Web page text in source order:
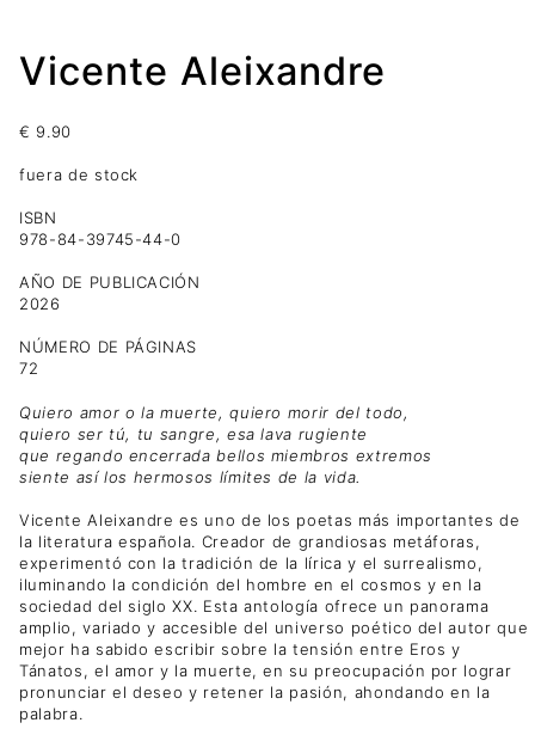
Vicente Aleixandre
€ 9.90
fuera de stock
ISBN
978-84-39745-44-0
AÑO DE PUBLICACIÓN
2026
NÚMERO DE PÁGINAS
72
Quiero amor o la muerte, quiero morir del todo,
quiero ser tú, tu sangre, esa lava rugiente
que regando encerrada bellos miembros extremos
siente así los hermosos límites de la vida.
Vicente Aleixandre es uno de los poetas más importantes de
la literatura española. Creador de grandiosas metáforas,
experimentó con la tradición de la lírica y el surrealismo,
iluminando la condición del hombre en el cosmos y en la
sociedad del siglo XX. Esta antología ofrece un panorama
amplio, variado y accesible del universo poético del autor que
mejor ha sabido escribir sobre la tensión entre Eros y
Tánatos, el amor y la muerte, en su preocupación por lograr
pronunciar el deseo y retener la pasión, ahondando en la
palabra.